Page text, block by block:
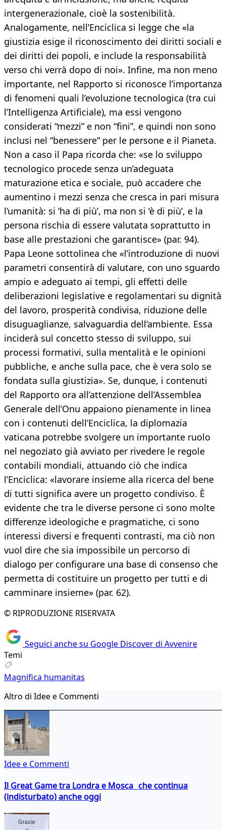
intergenerazionale, cioè la sostenibilità.
Analogamente, nell’Enciclica si legge che «la
giustizia esige il riconoscimento dei diritti sociali e
dei diritti dei popoli, e include la responsabilità
verso chi verrà dopo di noi». Infine, ma non meno
importante, nel Rapporto si riconosce l’importanza
di fenomeni quali l’evoluzione tecnologica (tra cui
l’Intelligenza Artificiale), ma essi vengono
considerati “mezzi” e non “fini”, e quindi non sono
inclusi nel “benessere” per le persone e il Pianeta.
Non a caso il Papa ricorda che: «se lo sviluppo
tecnologico procede senza un’adeguata
maturazione etica e sociale, può accadere che
aumentino i mezzi senza che cresca in pari misura
l’umanità: si ‘ha di più’, ma non si ‘è di più’, e la
persona rischia di essere valutata soprattutto in
base alle prestazioni che garantisce» (par. 94).
Papa Leone sottolinea che «l’introduzione di nuovi
parametri consentirà di valutare, con uno sguardo
ampio e adeguato ai tempi, gli effetti delle
deliberazioni legislative e regolamentari su dignità
del lavoro, prosperità condivisa, riduzione delle
disuguaglianze, salvaguardia dell’ambiente. Essa
inciderà sul concetto stesso di sviluppo, sui
processi formativi, sulla mentalità e le opinioni
pubbliche, e anche sulla pace, che è vera solo se
fondata sulla giustizia». Se, dunque, i contenuti
del Rapporto ora all’attenzione dell’Assemblea
Generale dell’Onu appaiono pienamente in linea
con i contenuti dell’Enciclica, la diplomazia
vaticana potrebbe svolgere un importante ruolo
nel negoziato già avviato per rivedere le regole
contabili mondiali, attuando ciò che indica
l’Enciclica: «lavorare insieme alla ricerca del bene
di tutti significa avere un progetto condiviso. È
evidente che tra le diverse persone ci sono molte
differenze ideologiche e pragmatiche, ci sono
interessi diversi e frequenti contrasti, ma ciò non
vuol dire che sia impossibile un percorso di
dialogo per configurare una base di consenso che
permetta di costituire un progetto per tutti e di
camminare insieme» (par. 62).
© RIPRODUZIONE RISERVATA
Seguici anche su Google Discover di Avvenire
Temi
Magnifica humanitas
Altro di Idee e Commenti
Idee e Commenti
Il Great Game tra Londra e Mosca che continua
(indisturbato) anche oggi